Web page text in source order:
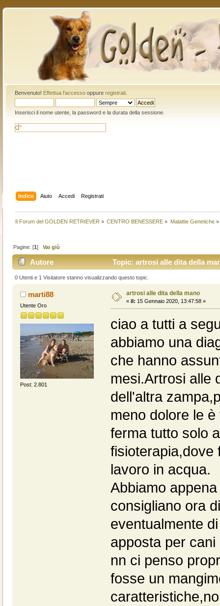
Benvenuto! Effettua l'accessooppure registrati.
Inserisci il nome utente, la password e la durata della sessione.
Indice Aiuto Accedi Registrati
Il Forum del GOLDEN RETRIEVER » CENTRO BENESSERE » Malattie Genetiche»
Pagine: [1]Vai giù
Autore Topic: artrosi alle dita della
0 Utenti e 1 Visitatore stanno visualizzando questo topic.
marti88
Utente Oro
Post: 2.801
artrosi alle dita della mano
« il: 15 Gennaio 2020, 13:47:58 »
ciao a tutti a
abbiamo una
che hanno
mesi.Artrosi alle
dell'altra
meno dolore le
ferma tutto solo
fisioterapia,dove
lavoro in acqua.
Abbiamo
consigliano ora
eventualmente
apposta per
nn ci penso
fosse un